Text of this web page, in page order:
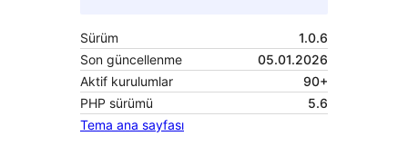
Sürüm
1.0.6
Son güncellenme
05.01.2026
Aktif kurulumlar
90+
PHP sürümü
5.6
Tema ana sayfası